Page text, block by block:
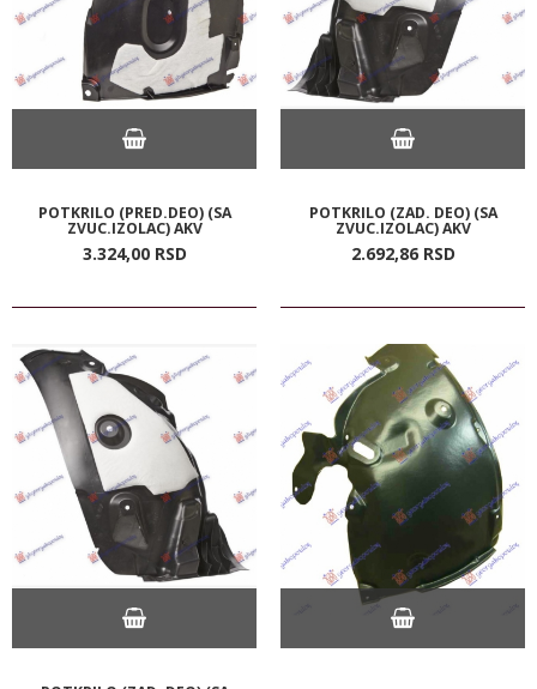
POTKRILO (PRED.DEO) (SA
ZVUC.IZOLAC) AKV
3.324,00 RSD
POTKRILO (ZAD. DEO) (SA
ZVUC.IZOLAC) AKV
2.692,86 RSD